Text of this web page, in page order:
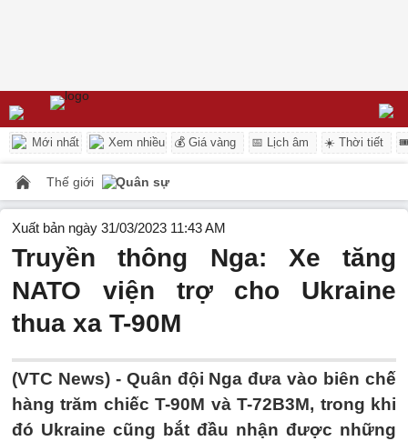
Mới nhất Xem nhiều 💰 Giá vàng 📅 Lịch âm ☀️ Thời tiết
Thế giới Quân sự
Xuất bản ngày 31/03/2023 11:43 AM
Truyền thông Nga: Xe tăng
NATO viện trợ cho Ukraine
thua xa T-90M
(VTC News) - Quân đội Nga đưa vào biên chế
hàng trăm chiếc T-90M và T-72B3M, trong khi
đó Ukraine cũng bắt đầu nhận được những